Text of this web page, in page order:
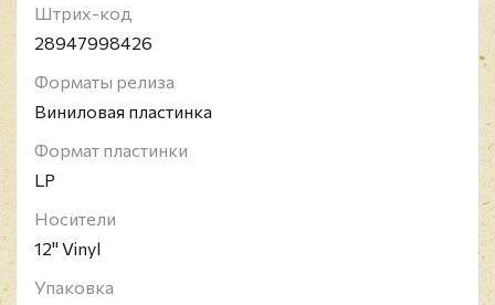
Известен работами в жанрах минимализма и
электронной музыки, а также музыкой к фильмам
"Sicario", за которую был номинирован на Оскар и
Грэмми.
Штрих-код
28947998426
Форматы релиза
Виниловая пластинка
Формат пластинки
LP
Носители
12" Vinyl
Упаковка